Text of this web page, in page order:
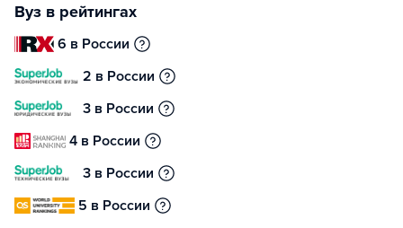
Вуз в рейтингах
6 в России
2 в России
3 в России
4 в России
3 в России
5 в России